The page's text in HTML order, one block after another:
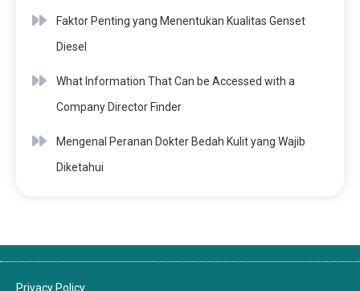
Faktor Penting yang Menentukan Kualitas Genset
Diesel
What Information That Can be Accessed with a
Company Director Finder
Mengenal Peranan Dokter Bedah Kulit yang Wajib
Diketahui
Privacy Policy